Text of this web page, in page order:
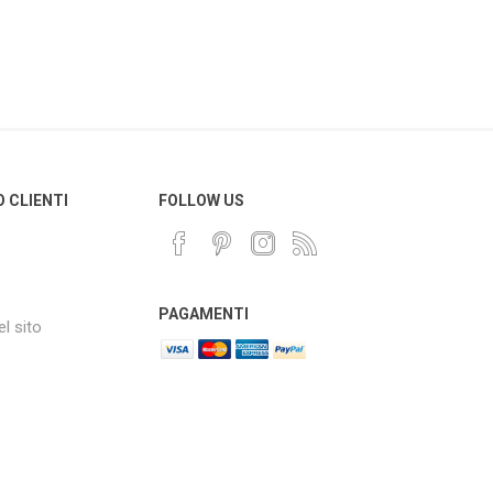
CLIENTI
sito
FOLLOW US
PAGAMENTI